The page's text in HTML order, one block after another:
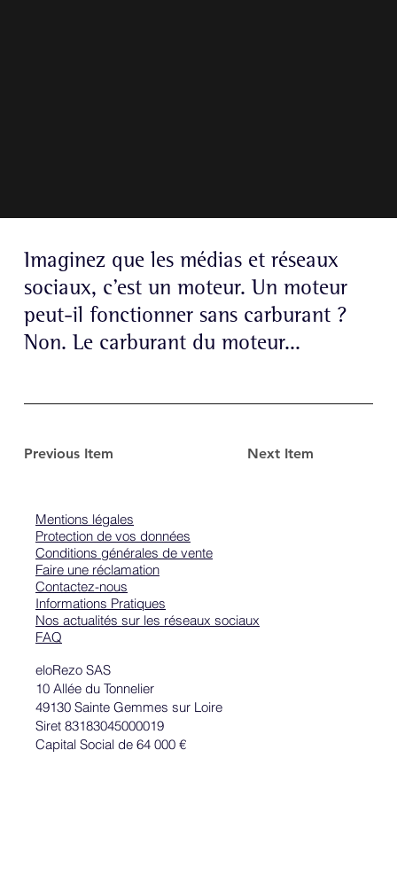
Previous Item Next Item
Imaginez que les médias et réseaux
sociaux, c’est un moteur. Un moteur
peut-il fonctionner sans carburant ?
Non. Le carburant du moteur...
eloRezo SAS
10 Allée du Tonnelier
49130 Sainte Gemmes sur Loire
Siret 83183045000019
Capital Social de 64 000 €
Mentions légales
Protection de vos données
Conditions générales de vente
Faire une réclamation
Contactez-nous
Informations Pratiques
Nos actualités sur les réseaux sociaux
FAQ